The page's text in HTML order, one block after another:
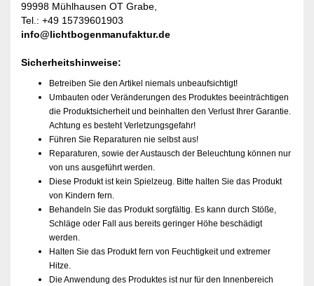
99998 Mühlhausen OT Grabe,
Tel.: +49 15739601903
info@lichtbogenmanufaktur.de
Sicherheitshinweise:
Betreiben Sie den Artikel niemals unbeaufsichtigt!
Umbauten oder Veränderungen des Produktes beeinträchtigen
die Produktsicherheit und beinhalten den Verlust Ihrer Garantie.
Achtung es besteht Verletzungsgefahr!
Führen Sie Reparaturen nie selbst aus!
Reparaturen, sowie der Austausch der Beleuchtung können nur
von uns ausgeführt werden.
Diese Produkt ist kein Spielzeug. Bitte halten Sie das Produkt
von Kindern fern.
Behandeln Sie das Produkt sorgfältig. Es kann durch Stöße,
Schläge oder Fall aus bereits geringer Höhe beschädigt
werden.
Halten Sie das Produkt fern von Feuchtigkeit und extremer
Hitze.
Die Anwendung des Produktes ist nur für den Innenbereich